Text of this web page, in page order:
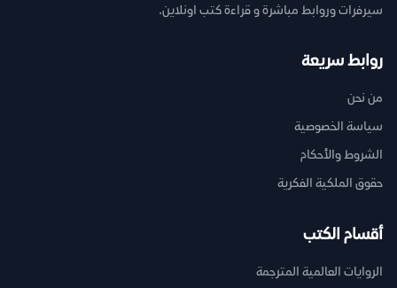
سيرفرات وروابط مباشرة و قراءة كتب اونلاين.
روابط سريعة
من نحن
سياسة الخصوصية
الشروط والأحكام
حقوق الملكية الفكرية
أقسام الكتب
الروايات العالمية المترجمة